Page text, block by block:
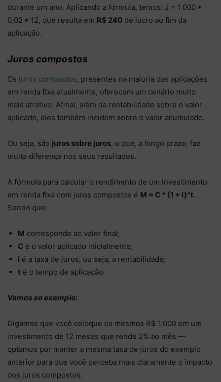
durante um ano. Aplicando a fórmula, temos: J = 1.000 *
0,02 * 12, que resulta em R$ 240 de lucro ao fim da
aplicação.
Juros compostos
Os juros compostos, presentes na maioria das aplicações
em renda fixa atualmente, oferecem um cenário muito
mais atrativo. Afinal, além da rentabilidade sobre o valor
aplicado, eles também incidem sobre o valor acumulado.
Ou seja, são juros sobre juros, o que, a longo prazo, faz
muita diferença nos seus resultados.
A fórmula para calcular o rendimento de um investimento
em renda fixa com juros compostos é M = C * (1 + i)^t.
Sendo que:
M corresponde ao valor final;
C é o valor aplicado inicialmente;
i é a taxa de juros, ou seja, a rentabilidade;
t é o tempo de aplicação.
Vamos ao exemplo:
Digamos que você coloque os mesmos R$ 1.000 em um
investimento de 12 meses que rende 2% ao mês —
optamos por manter a mesma taxa de juros do exemplo
anterior para que você perceba mais claramente o impacto
dos juros compostos.